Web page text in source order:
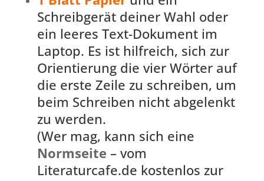
Schreibgerät deiner Wahl oder
ein leeres Text-Dokument im
Laptop. Es ist hilfreich, sich zur
Orientierung die vier Wörter auf
die erste Zeile zu schreiben, um
beim Schreiben nicht abgelenkt
zu werden.
(Wer mag, kann sich eine
Normseite – vom
Literaturcafe.de kostenlos zur